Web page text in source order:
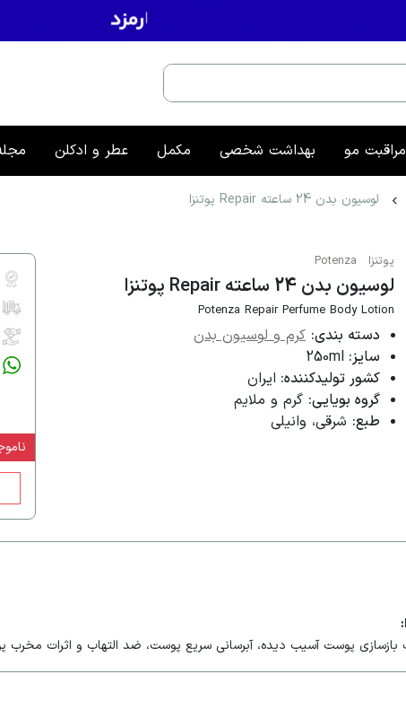
مراقبت مو بهداشت شخصی مکمل عطر و ادکلن
لوسیون بدن 24 ساعته Repair پوتنزا
پوتنزا Potenza
لوسیون بدن 24 ساعته Repair پوتنزا
Potenza Repair Perfume Body Lotion
دسته بندی: کرم و لوسیون بدن
سایز: 250ml
کشور تولیدکننده: ایران
گروه بویایی: گرم و ملایم
طبع: شرقی، وانیلی